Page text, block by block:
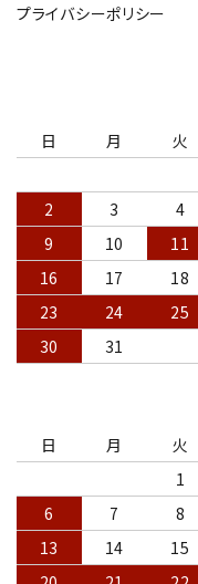
プライバシーポリシー
日 月 火
2
3 4
9
10 11
16
17 18
23
24 25
30
31
日 月 火
1
6
7 8
13
14 15